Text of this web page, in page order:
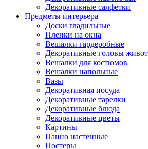
Декоративные салфетки
Предметы интерьера
Доски гладильные
Пленки на окна
Вешалки гардеробные
Декоративные головы
Вешалки для костюмов
Вешалки напольные
Вазы
Декоративная посуда
Декоративные тарелки
Декоративные блюда
Декоративные цветы
Картины
Панно настенные
Постеры